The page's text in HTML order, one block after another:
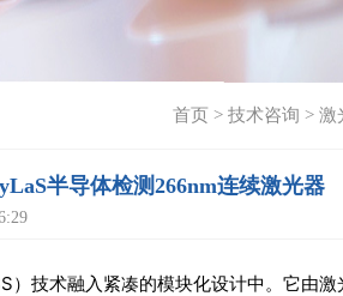
首页 > 技术咨询 > 激
半导体检测266nm连续激光器
技术融入紧凑的模块化设计中。它由激